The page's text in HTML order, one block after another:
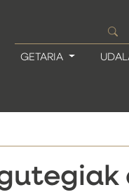
GETARIA